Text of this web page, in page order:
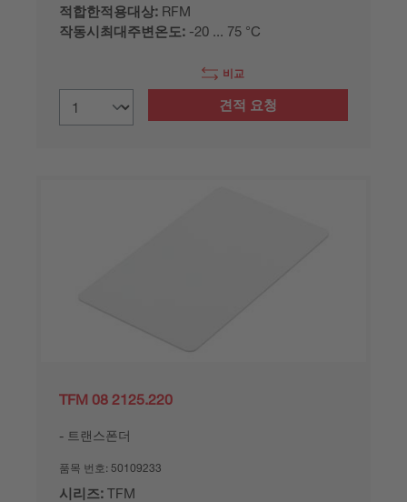
적합한적용대상: RFM
작동시최대주변온도: -20 ... 75 °C
비교
견적 요청
TFM 08 2125.220
트랜스폰더
품목 번호: 50109233
시리즈: TFM